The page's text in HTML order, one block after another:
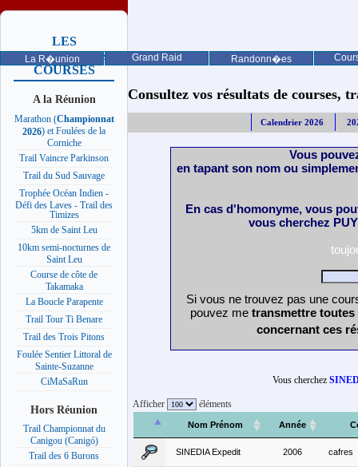
La R�union Grand Raid Randonn�es
LES
PROCHAINES
COURSES
A la Réunion
Marathon (Championnat
2026) et Foulées de la
Corniche
Trail Vaincre Parkinson
Trail du Sud Sauvage
Trophée Océan Indien -
Défi des Laves - Trail des
Timizes
5km de Saint Leu
10km semi-nocturnes de
Saint Leu
Course de côte de
Takamaka
La Boucle Parapente
Trail Tour Ti Benare
Trail des Trois Pitons
Foulée Sentier Littoral de
Sainte-Suzanne
CiMaSaRun
Hors Réunion
Trail Championnat du
Canigou (Canigó)
Trail des 6 Burons
Consultez vos résultats de courses,
Calendrier 2026
Vous
en tapant son nom ou
En cas d'homonyme, vous
vous cherchez
Si vous ne trouvez pas une
pouvez me transmettre
concernant ces
Vous cherchez
Afficher éléments
Nom Prénom Année
SINEDIA Expedit 2006 cafres